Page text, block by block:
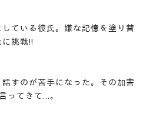
ている彼氏。嫌な記憶を塗り替
挑戦!!
すのが苦手になった。その加害
ってきて…。